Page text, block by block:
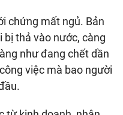
chứng mất ngủ. Bản
thả vào nước, càng
như đang chết dần
việc mà bao người